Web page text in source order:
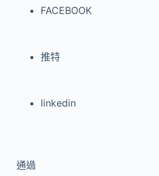
FACEBOOK
推特
linkedin
通過